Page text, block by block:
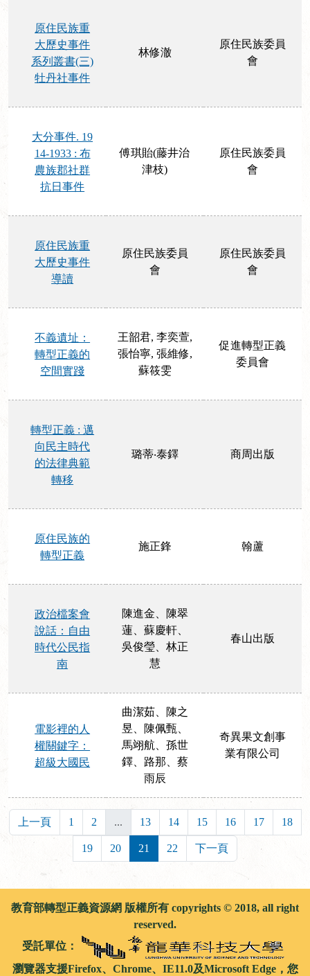
原住民族重
大歷史事件
系列叢書(三)
牡丹社事件
林修澈
原住民族委員
會
大分事件. 19
14-1933 : 布
農族郡社群
抗日事件
傅琪貽(藤井治
津枝)
原住民族委員
會
原住民族重
大歷史事件
導讀
原住民族委員
會
原住民族委員
會
不義遺址：
轉型正義的
空間實踐
王韶君, 李奕萱,
張怡寧, 張維修,
蘇筱雯
促進轉型正義
委員會
轉型正義 : 邁
向民主時代
的法律典範
轉移
璐蒂‧泰鐸 商周出版
原住民族的
轉型正義
施正鋒 翰蘆
政治檔案會
說話：自由
時代公民指
南
陳進金、陳翠
蓮、蘇慶軒、
吳俊瑩、林正
慧
春山出版
電影裡的人
權關鍵字：
超級大國民
曲潔茹、陳之
昱、陳佩甄、
馬翊航、孫世
鐸、路那、蔡
雨辰
奇異果文創事
業有限公司
上一頁 1 2 ... 13 14 15 16 17 18
19 20 21 22 下一頁
教育部轉型正義資源網 版權所有 copyrights © 2018, all right
reserved.
受託單位：
瀏覽器支援Firefox、Chrome、IE11.0及Microsoft Edge，您